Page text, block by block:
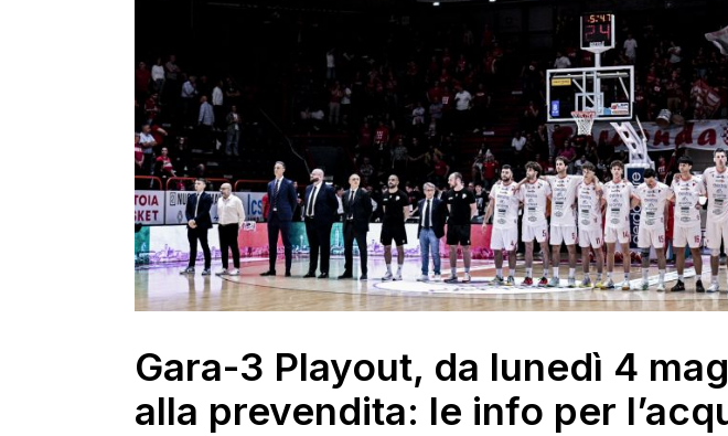
Gara-3 Playout, da lunedì 4
alla prevendita: le info per